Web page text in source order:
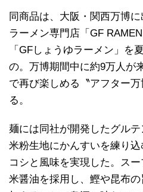
同商品は、大阪・関西万博
ラーメン専門店「GF
「GFしょうゆラーメン」を
の。万博期間中に約9万人が
で再び楽しめる〝アフター
る。
麺には同社が開発したグルテ
米粉生地にかんすいを練り
コシと風味を実現した。ス
米醤油を採用し、鰹や昆布